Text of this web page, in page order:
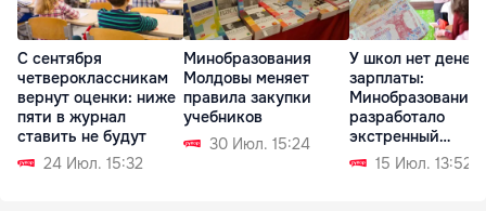
С сентября
четвероклассникам
вернут оценки: ниже
пяти в журнал
ставить не будут
24 Июл. 15:32
Минобразования
Молдовы меняет
правила закупки
учебников
30 Июл. 15:24
У школ нет денег
зарплаты:
Минобразования
разработало
экстренный
механизм
15 Июл. 13:52